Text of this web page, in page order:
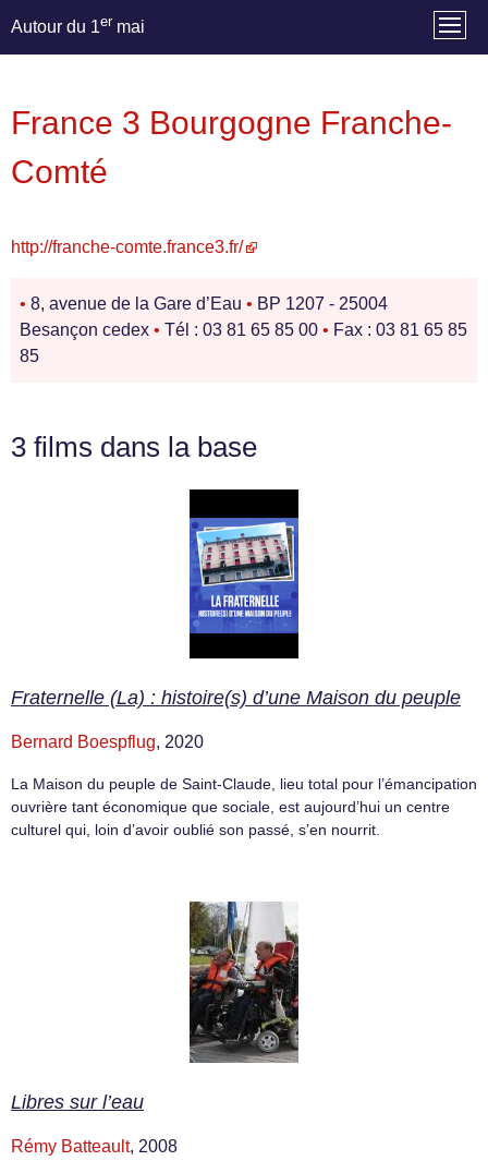
Autour du 1er mai
France 3 Bourgogne Franche-
Comté
http://franche-comte.france3.fr/
• 8, avenue de la Gare d’Eau • BP 1207 - 25004
Besançon cedex • Tél : 03 81 65 85 00 • Fax : 03 81 65 85
85
3 films dans la base
Fraternelle (La) : histoire(s) d’une Maison du peuple
Bernard Boespflug, 2020
La Maison du peuple de Saint-Claude, lieu total pour l’émancipation
ouvrière tant économique que sociale, est aujourd’hui un centre
culturel qui, loin d’avoir oublié son passé, s’en nourrit.
Libres sur l’eau
Rémy Batteault, 2008